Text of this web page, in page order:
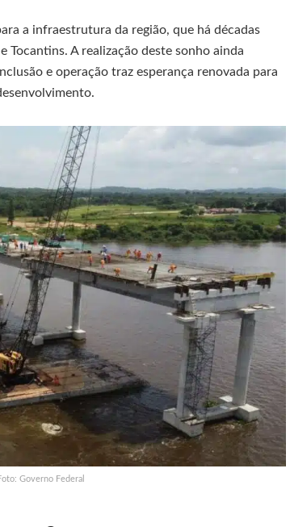
a infraestrutura da região, que há décadas
Tocantins. A realização deste sonho ainda
e operação traz esperança renovada para
Governo Federal